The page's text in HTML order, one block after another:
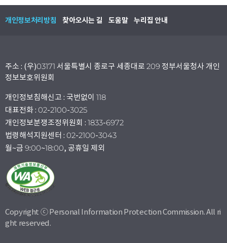
개인정보처리방침 찾아오시는 길 도움말 누리집 안내
주소 : (우)03171 서울특별시 종로구 세종대로 209 정부서울청사 개인
정보보호위원회
개인정보침해신고 : 국번없이 118
대표전화 : 02-2100-3025
개인정보분쟁조정위원회 : 1833-6972
법령해석지원센터 : 02-2100-3043
월~금 9:00~18:00, 공휴일 제외
Copyright ⓒ Personal Information Protection Commission. All ri
ght reserved.